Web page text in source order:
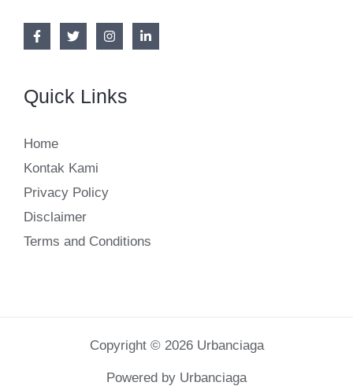
Quick Links
Home
Kontak Kami
Privacy Policy
Disclaimer
Terms and Conditions
Copyright © 2026 Urbanciaga
Powered by Urbanciaga